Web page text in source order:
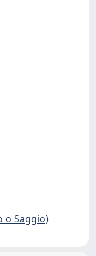
o Saggio)